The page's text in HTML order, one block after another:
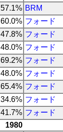
57.1% BRM
60.0% フォード
47.8% フォード
48.0% フォード
69.2% フォード
48.0% フォード
65.4% フォード
34.6% フォード
41.7% フォード
1980